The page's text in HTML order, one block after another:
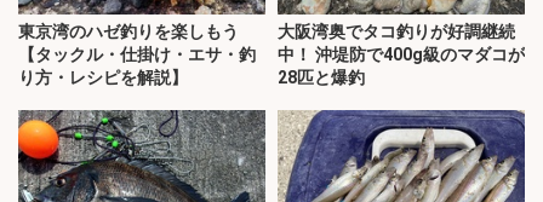
東京湾のハゼ釣りを楽しもう
【タックル・仕掛け・エサ・釣
り方・レシピを解説】
大阪湾奥でタコ釣りが好調継続
中！ 沖堤防で400g級のマダコが
28匹と爆釣